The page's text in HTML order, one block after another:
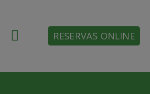
RESERVAS ONLINE